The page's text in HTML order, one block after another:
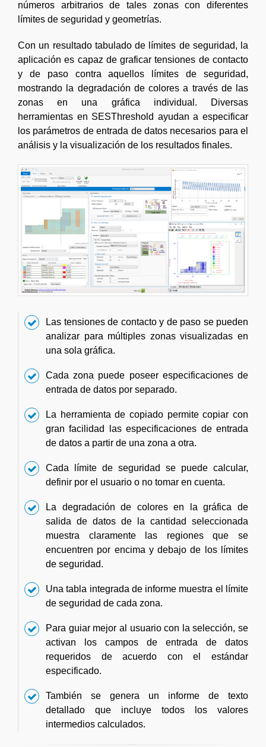
números arbitrarios de tales zonas con diferentes
límites de seguridad y geometrías.
Con un resultado tabulado de límites de seguridad, la
aplicación es capaz de graficar tensiones de contacto
y de paso contra aquellos límites de seguridad,
mostrando la degradación de colores a través de las
zonas en una gráfica individual. Diversas
herramientas en SESThreshold ayudan a especificar
los parámetros de entrada de datos necesarios para el
análisis y la visualización de los resultados finales.
Las tensiones de contacto y de paso se pueden
analizar para múltiples zonas visualizadas en
una sola gráfica.
Cada zona puede poseer especificaciones de
entrada de datos por separado.
La herramienta de copiado permite copiar con
gran facilidad las especificaciones de entrada
de datos a partir de una zona a otra.
Cada límite de seguridad se puede calcular,
definir por el usuario o no tomar en cuenta.
La degradación de colores en la gráfica de
salida de datos de la cantidad seleccionada
muestra claramente las regiones que se
encuentren por encima y debajo de los límites
de seguridad.
Una tabla integrada de informe muestra el límite
de seguridad de cada zona.
Para guiar mejor al usuario con la selección, se
activan los campos de entrada de datos
requeridos de acuerdo con el estándar
especificado.
También se genera un informe de texto
detallado que incluye todos los valores
intermedios calculados.